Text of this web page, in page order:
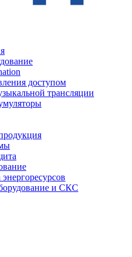
доступом
трансляции
и СКС